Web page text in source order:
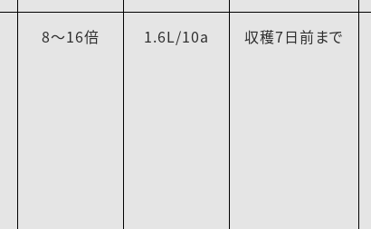
8～16倍 1.6L/10a 収穫7日前まで